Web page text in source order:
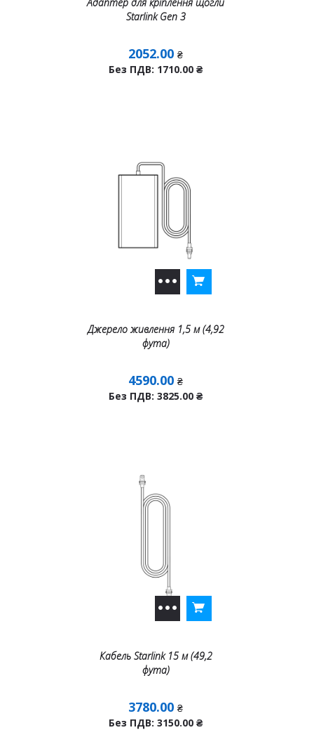
Starlink Gen 3
2052.00 ₴
Без ПДВ: 1710.00 ₴
Джерело живлення 1,5 м (4,92
фута)
4590.00 ₴
Без ПДВ: 3825.00 ₴
Кабель Starlink 15 м (49,2
фута)
3780.00 ₴
Без ПДВ: 3150.00 ₴